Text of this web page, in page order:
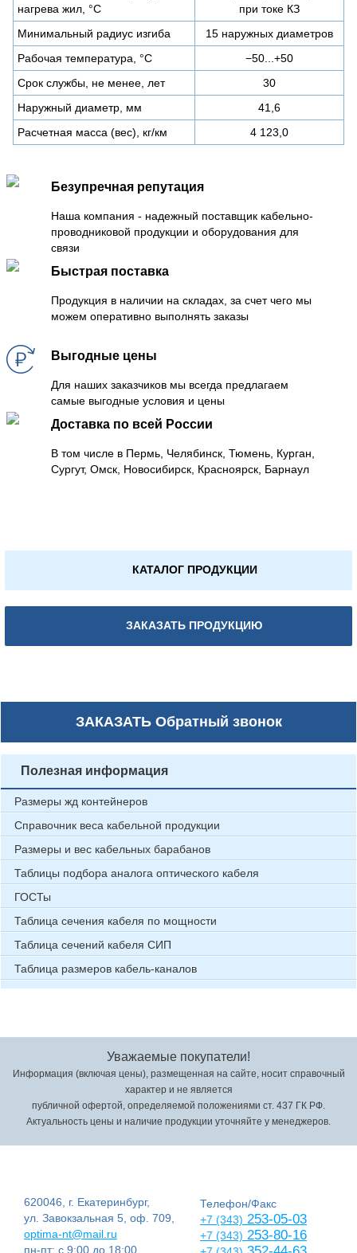
нагрева жил, °C
при токе КЗ
Минимальный радиус изгиба
15 наружных диаметров
Рабочая температура, °C
−50...+50
Срок службы, не менее, лет
30
Наружный диаметр, мм
41,6
Расчетная масса (вес), кг/км
4 123,0
Безупречная репутация
Наша компания - надежный поставщик кабельно-
проводниковой продукции и оборудования для
связи
Быстрая поставка
Продукция в наличии на складах, за счет чего мы
можем оперативно выполнять заказы
Выгодные цены
Для наших заказчиков мы всегда предлагаем
самые выгодные условия и цены
Доставка по всей России
В том числе в Пермь, Челябинск, Тюмень, Курган,
Сургут, Омск, Новосибирск, Красноярск, Барнаул
КАТАЛОГ ПРОДУКЦИИ
ЗАКАЗАТЬ ПРОДУКЦИЮ
ЗАКАЗАТЬОбратный звонок
Полезная информация
Размеры жд контейнеров
Справочник веса кабельной продукции
Размеры и вес кабельных барабанов
Таблицы подбора аналога оптического кабеля
ГОСТы
Таблица сечения кабеля по мощности
Таблица сечений кабеля СИП
Таблица размеров кабель-каналов
Уважаемые покупатели!
Информация (включая цены), размещенная на сайте, носит справочный
характер и не является
публичной офертой, определяемой положениями ст. 437 ГК РФ.
Актуальность цены и наличие продукции уточняйте у менеджеров.
620046, г. Екатеринбург,
ул. Завокзальная 5, оф. 709,
optima-nt@mail.ru
пн-пт: с 9:00 до 18:00
Телефон/Факс
+7 (343) 253-05-03
+7 (343) 253-80-16